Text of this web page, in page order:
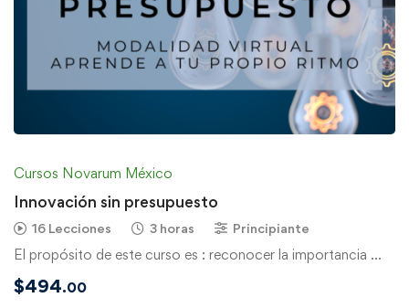
Cursos Novarum México
Innovación sin presupuesto
16 Lecciones 3 horas Principiante
El propósito de este curso es : reconocer la importancia …
$494.00